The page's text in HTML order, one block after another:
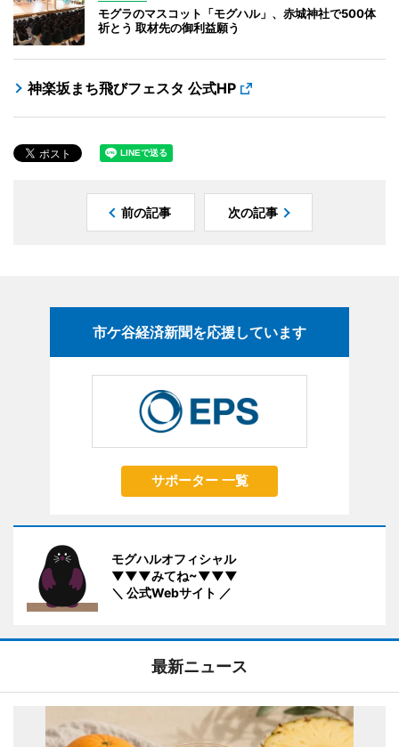
モグラのマスコット「モグハル」、赤城神社で500体
祈とう 取材先の御利益願う
神楽坂まち飛びフェスタ 公式HP
前の記事 次の記事
市ケ谷経済新聞を応援しています
サポーター 一覧
モグハルオフィシャル
▼▼▼みてね~▼▼▼
＼ 公式Webサイト ／
最新ニュース